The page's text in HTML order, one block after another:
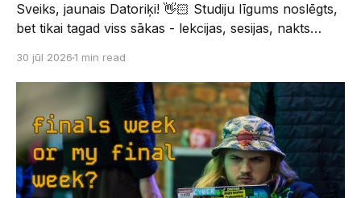
Sveiks, jaunais Datoriķi! 👋🏻 Studiju līgums noslēgts,
bet tikai tagad viss sākas - lekcijas, sesijas, nakts
Un kas gan būtu labāks veids, kā iepazīt savu jauno
dzīvi LU EZTF datoriķu vidē, par došanos uz
leģendāro “Sējienu”? 🐱 Šī pirmsaristoteļa nometne
palīdzēs tev iegūt pirmos draugus, ieskatu studenta
30 jūl 20261 min read